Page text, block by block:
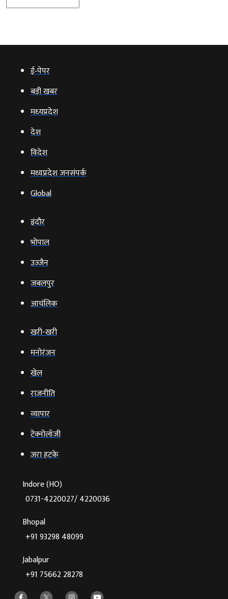
ई‑पेपर
बड़ी खबर
मध्‍यप्रदेश
देश
विदेश
मध्यप्रदेश जनसंपर्क
Global
इंदौर
भोपाल
उज्‍जैन
जबलपुर
आचंलिक
खरी-खरी
मनोरंजन
खेल
राजनीति
व्‍यापार
टेक्‍नोलॉजी
ज़रा हटके
Indore (HO)
0731-4220027/ 4220036
Bhopal
+91 93298 48099
Jabalpur
+91 75662 28278